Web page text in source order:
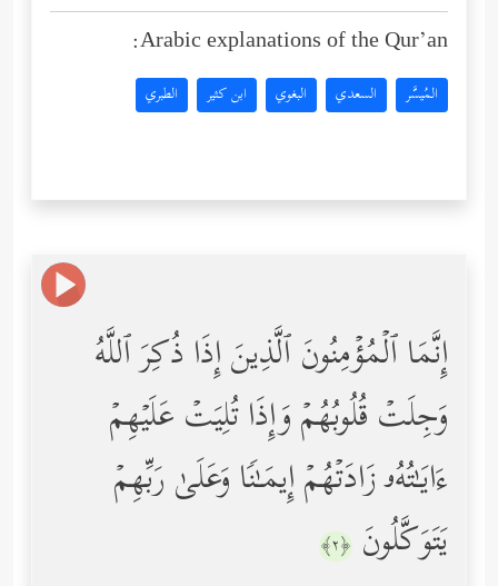
Arabic explanations of the Qur’an:
المُيسَّر السعدي البغوي ابن كثير الطبري
إِنَّمَا ٱلۡمُؤۡمِنُونَ ٱلَّذِینَ إِذَا ذُكِرَ ٱللَّهُ
وَجِلَتۡ قُلُوبُهُمۡ وَإِذَا تُلِیَتۡ عَلَیۡهِمۡ
ءَایَـٰتُهُۥ زَادَتۡهُمۡ إِیمَـٰنࣰا وَعَلَىٰ رَبِّهِمۡ
یَتَوَكَّلُونَ ﴿٢﴾